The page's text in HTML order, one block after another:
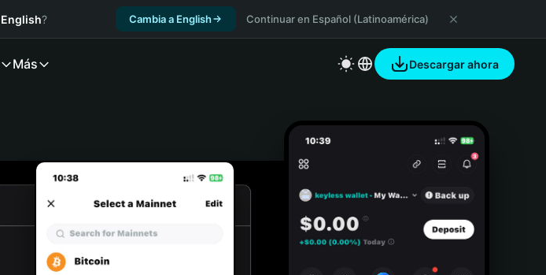
English? Cambia a English Continuar en Español (Latinoamérica)
Más Descargar ahora